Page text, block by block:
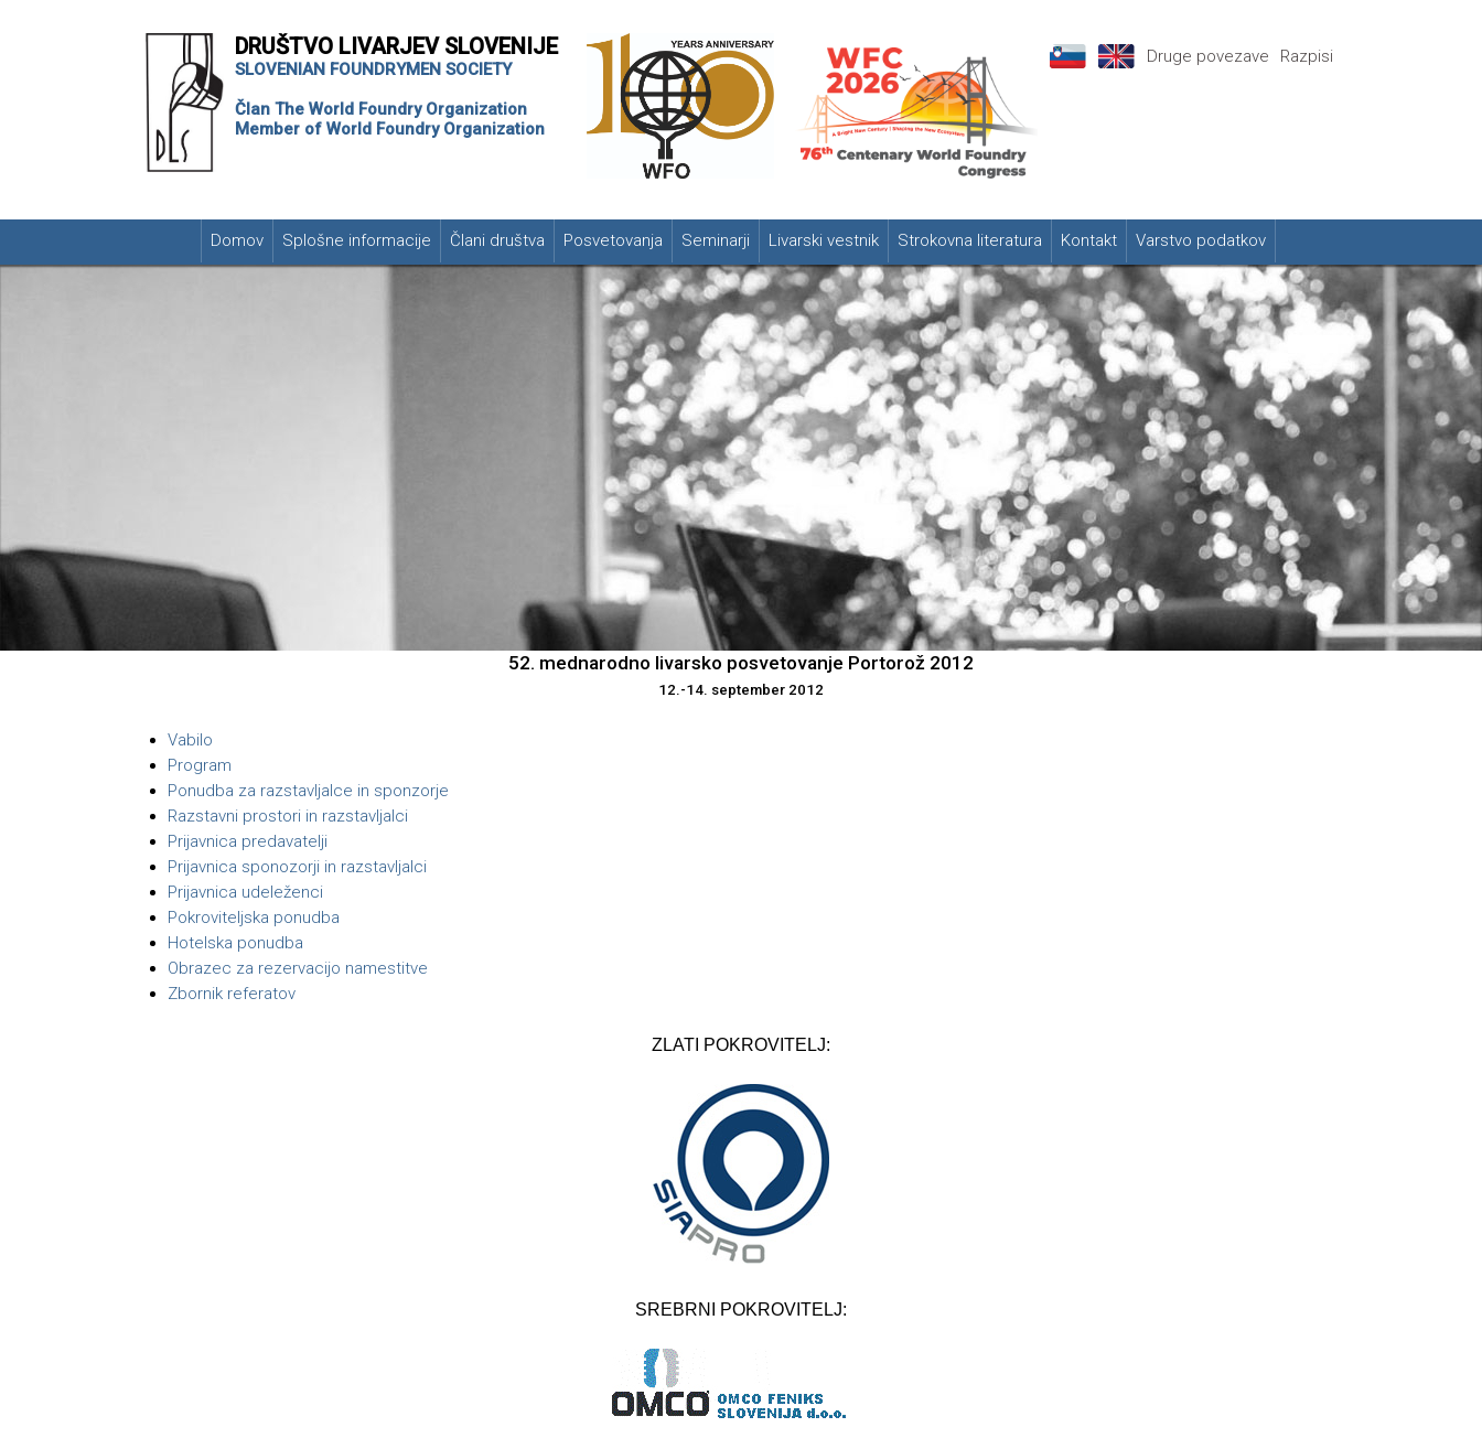
DRUŠTVO LIVARJEV SLOVENIJE
SLOVENIAN FOUNDRYMEN SOCIETY
Član The World Foundry Organization
Member of World Foundry Organization
Druge povezave Razpisi
Domov Splošne informacije Člani društva Posvetovanja Seminarji Livarski vestnik Strokovna literatura Kontakt Varstvo podatkov
52. mednarodno livarsko posvetovanje Portorož 2012
12.-14. september 2012
Vabilo
Program
Ponudba za razstavljalce in sponzorje
Razstavni prostori in razstavljalci
Prijavnica predavatelji
Prijavnica sponozorji in razstavljalci
Prijavnica udeleženci
Pokroviteljska ponudba
Hotelska ponudba
Obrazec za rezervacijo namestitve
Zbornik referatov
ZLATI POKROVITELJ:
SREBRNI POKROVITELJ: